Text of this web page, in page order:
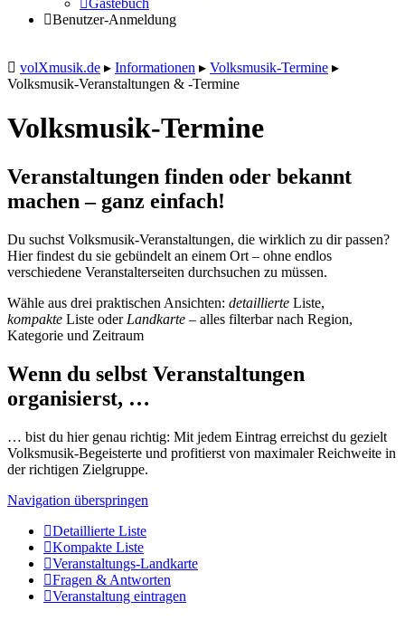
Gästebuch
Benutzer-Anmeldung
volXmusik.de ▸ Informationen ▸ Volksmusik-Termine ▸
Volksmusik-Veranstaltungen & -Termine
Volksmusik-Termine
Veranstaltungen finden oder bekannt
machen – ganz einfach!
Du suchst Volksmusik-Veranstaltungen, die wirklich zu dir passen?
Hier findest du sie gebündelt an einem Ort – ohne endlos
verschiedene Veranstalterseiten durchsuchen zu müssen.
Wähle aus drei praktischen Ansichten: detaillierte Liste,
kompakte Liste oder Landkarte – alles filterbar nach Region,
Kategorie und Zeitraum
Wenn du selbst Veranstaltungen
organisierst, …
… bist du hier genau richtig: Mit jedem Eintrag erreichst du gezielt
Volksmusik-Begeisterte und profitierst von maximaler Reichweite in
der richtigen Zielgruppe.
Navigation überspringen
Detaillierte Liste
Kompakte Liste
Veranstaltungs-Landkarte
Fragen & Antworten
Veranstaltung eintragen